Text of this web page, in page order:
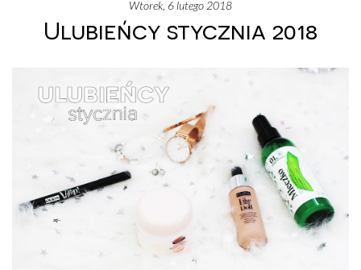
wtorek, 6 lutego 2018
Ulubieńcy stycznia 2018